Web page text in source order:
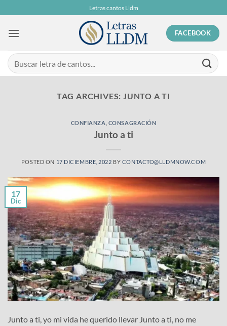
to
content
Letras cantos Lldm
FACEBOOK
TAG ARCHIVES:JUNTO A TI
CONFIANZA CONSAGRACIÓN
Junto a ti
POSTED ON 17 DICIEMBRE, 2022 BY CONTACTO@LLDMNOW.COM
17
Dic
Junto a ti, yo mi vida he querido llevar Junto a ti, no me